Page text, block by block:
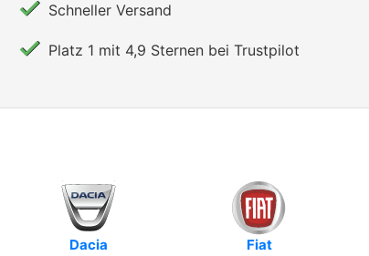
Schneller Versand
Platz 1 mit 4,9 Sternen bei Trustpilot
Dacia Fiat